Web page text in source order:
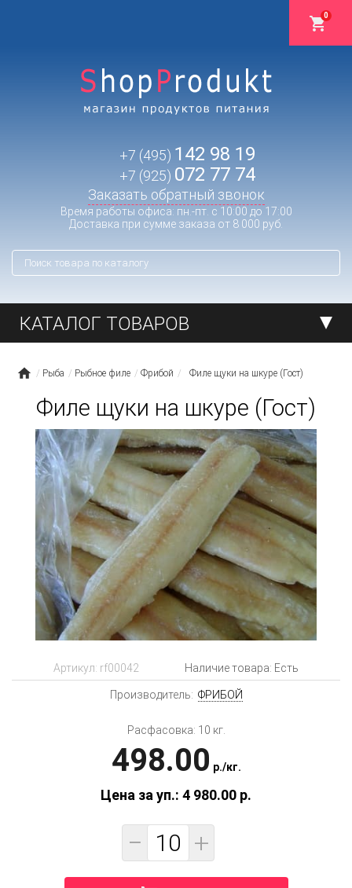
0
+7 (495) 142 98 19
+7 (925) 072 77 74
Заказать обратный звонок
Время работы офиса: пн.-пт. с 10:00 до 17:00
Доставка при сумме заказа от 8 000 руб.
КАТАЛОГ ТОВАРОВ
Рыба Рыбное филе Фрибой Филе щуки на шкуре (Гост)
Филе щуки на шкуре (Гост)
Артикул: rf00042 Наличие товара: Есть
Производитель: ФРИБОЙ
Расфасовка: 10 кг.
498.00 p./кг.
Цена за уп.: 4 980.00 p.
− +